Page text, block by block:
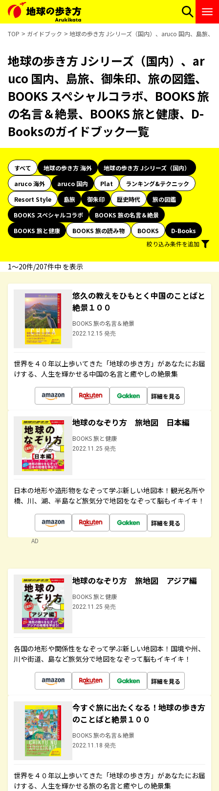
TOP ガイドブック 地球の歩き方 Jシリーズ（国内）、aruco 国内、島旅、
地球の歩き方 Jシリーズ（国内）、ar
uco 国内、島旅、御朱印、旅の図鑑、
BOOKS スペシャルコラボ、BOOKS 旅
の名言＆絶景、BOOKS 旅と健康、D-
Booksのガイドブック一覧
すべて 地球の歩き方 海外
地球の歩き方 Jシリーズ（国内）
aruco 海外
aruco 国内 Plat
ランキング&テクニック
Resort Style
島旅 御朱印 歴史時代
旅の図鑑
BOOKS スペシャルコラボ
BOOKS 旅の名言＆絶景
BOOKS 旅と健康
BOOKS 旅の読み物 BOOKS
D-Books
絞り込み条件を追加
1〜20件/207件中 を表示
悠久の教えをひもとく中国のことばと
絶景１００
BOOKS 旅の名言＆絶景
2022.12.15 発売
世界を４０年以上歩いてきた「地球の歩き方」があなたにお届
けする、人生を輝かせる中国の名言と癒やしの絶景集
詳細を見る
地球のなぞり方 旅地図 日本編
BOOKS 旅と健康
2022.11.25 発売
日本の地形や造形物をなぞって学ぶ新しい地図本！観光名所や
橋、川、湖、半島など旅気分で地図をなぞって脳もイキイキ！
詳細を見る
AD
地球のなぞり方 旅地図 アジア編
BOOKS 旅と健康
2022.11.25 発売
各国の地形や関係性をなぞって学ぶ新しい地図本！国境や州、
川や街道、島など旅気分で地図をなぞって脳もイキイキ！
詳細を見る
今すぐ旅に出たくなる！地球の歩き方
のことばと絶景１００
BOOKS 旅の名言＆絶景
2022.11.18 発売
世界を４０年以上歩いてきた「地球の歩き方」があなたにお届
けする、人生を輝かせる旅の名言と癒やしの絶景集